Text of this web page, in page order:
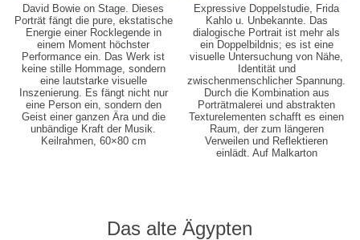
David Bowie on Stage. Dieses
Porträt fängt die pure, ekstatische
Energie einer Rocklegende in
einem Moment höchster
Performance ein. Das Werk ist
keine stille Hommage, sondern
eine lautstarke visuelle
Inszenierung. Es fängt nicht nur
eine Person ein, sondern den
Geist einer ganzen Ära und die
unbändige Kraft der Musik.
Keilrahmen, 60×80 cm
Expressive Doppelstudie, Frida
Kahlo u. Unbekannte. Das
dialogische Portrait ist mehr als
ein Doppelbildnis; es ist eine
visuelle Untersuchung von Nähe,
Identität und
zwischenmenschlicher Spannung.
Durch die Kombination aus
Porträtmalerei und abstrakten
Texturelementen schafft es einen
Raum, der zum längeren
Verweilen und Reflektieren
einlädt. Auf Malkarton
Das alte Ägypten